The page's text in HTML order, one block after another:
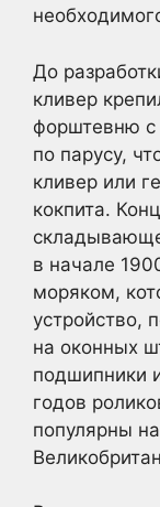
До
кливер
форштевню
по парусу,
кливер или
кокпита.
в начале
моряком,
устройство,
на оконных
подшипники
годов
популярны